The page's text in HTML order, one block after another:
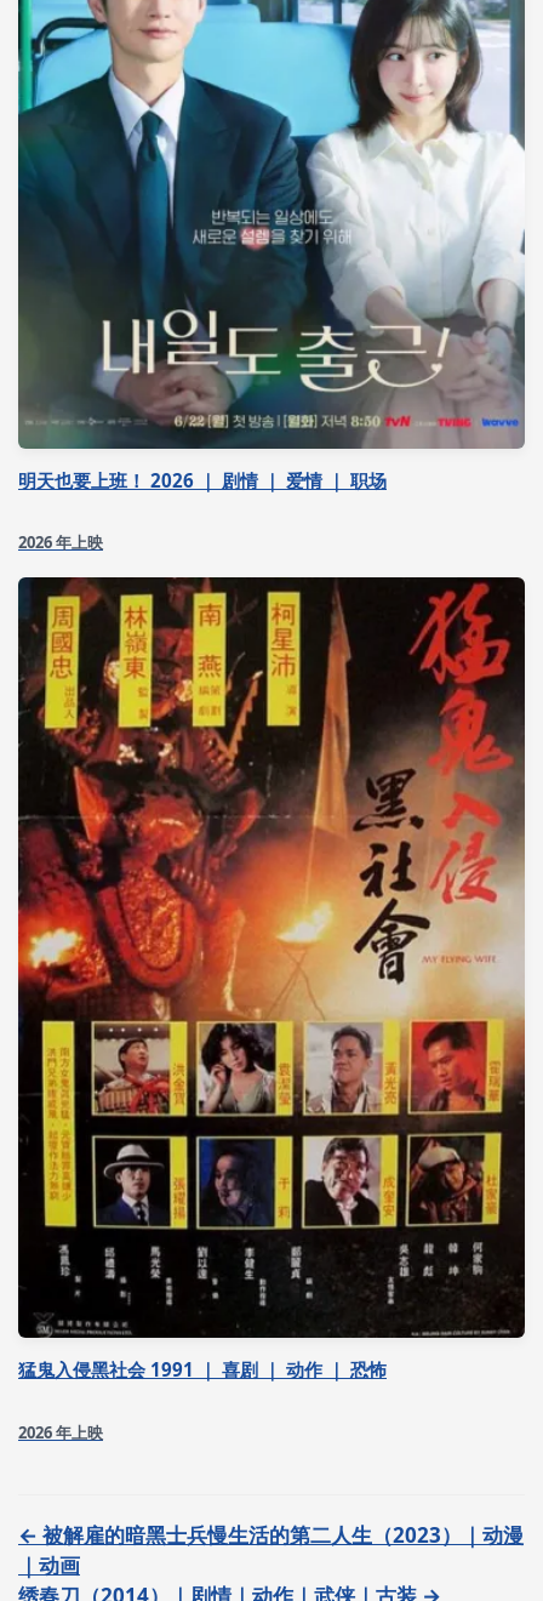
明天也要上班！ 2026 ｜ 剧情 ｜ 爱情 ｜ 职场
2026 年上映
猛鬼入侵黑社会 1991 ｜ 喜剧 ｜ 动作 ｜ 恐怖
2026 年上映
← 被解雇的暗黑士兵慢生活的第二人生（2023）｜动漫
｜动画
绣春刀（2014）｜剧情｜动作｜武侠｜古装 →